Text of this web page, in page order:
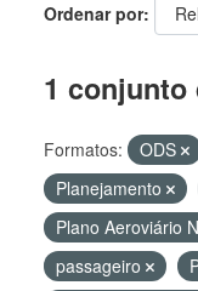
Ordenar por
1 conjunto
Formatos: ODS
Planejamento
Plano Aeroviário
passageiro